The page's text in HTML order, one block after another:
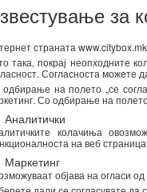
за
страната
така, покрај неопходните
Согласноста можете
на полето „се
Со одбирање на
Аналитички
колачиња
на веб
Маркетинг
објава на огласи
М ги користи моите лични
обработени во согласност
време. Повеќе информации